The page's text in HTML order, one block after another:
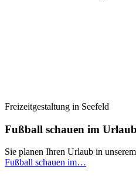
Freizeitgestaltung in Seefeld
Fußball schauen im Urlaub
Sie planen Ihren Urlaub in
Fußball schauen im…